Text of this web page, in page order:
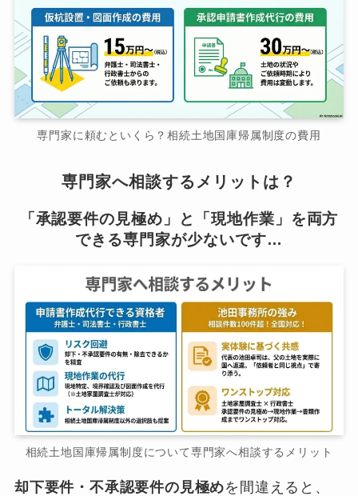
専門家に頼むといくら？相続土地国庫帰属制度の費用
専門家へ相談するメリットは？
「承認要件の見極め」と「現地作業」を両方
できる専門家が少ないです…
相続土地国庫帰属制度について専門家へ相談するメリット
却下要件・不承認要件の見極めを間違えると、